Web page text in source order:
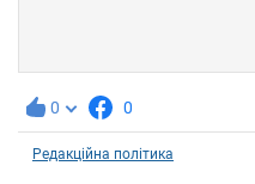
0 0
Редакційна політика